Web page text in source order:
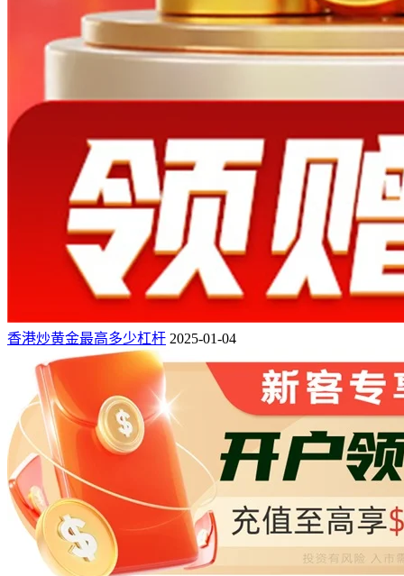
香港炒黄金最高多少杠杆 2025-01-04